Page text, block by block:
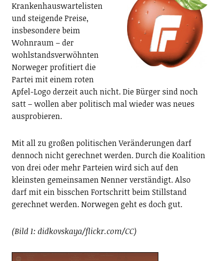
Krankenhauswartelisten
und steigende Preise,
insbesondere beim
Wohnraum – der
wohlstandsverwöhnten
Norweger profitiert die
Partei mit einem roten
Apfel-Logo derzeit auch nicht. Die Bürger sind noch
satt – wollen aber politisch mal wieder was neues
ausprobieren.
Mit all zu großen politischen Veränderungen darf
dennoch nicht gerechnet werden. Durch die Koalition
von drei oder mehr Parteien wird sich auf den
kleinsten gemeinsamen Nenner verständigt. Also
darf mit ein bisschen Fortschritt beim Stillstand
gerechnet werden. Norwegen geht es doch gut.
(Bild 1: didkovskaya/flickr.com/CC)